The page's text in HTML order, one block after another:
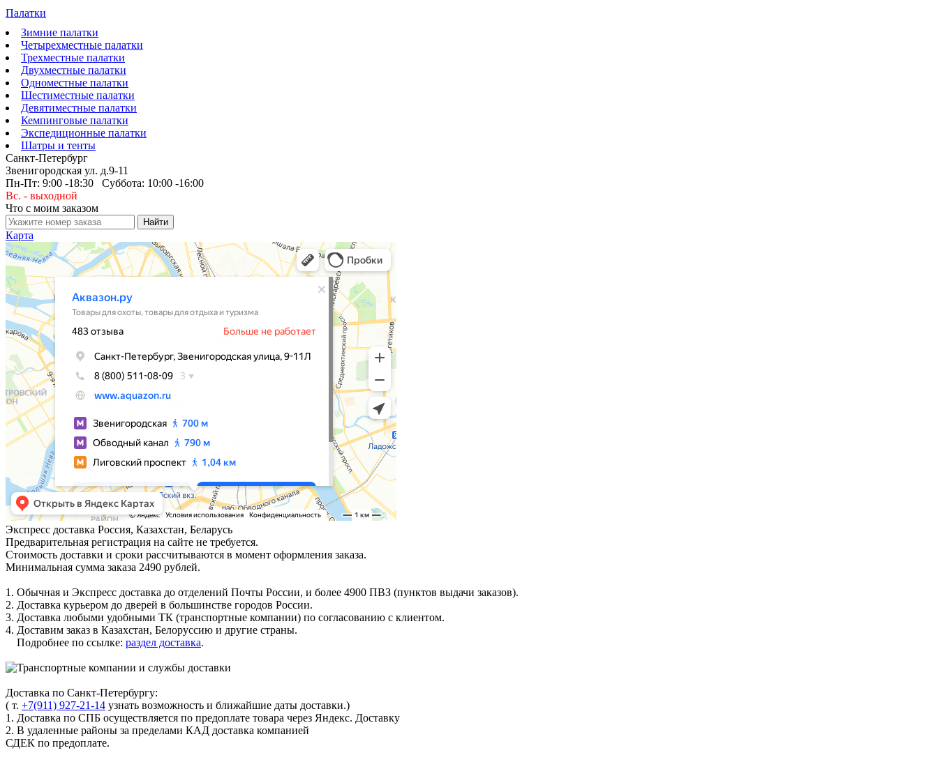
Палатки
Зимние палатки
Четырехместные палатки
Трехместные палатки
Двухместные палатки
Одноместные палатки
Шестиместные палатки
Девятиместные палатки
Кемпинговые палатки
Экспедиционные палатки
Шатры и тенты
Санкт-Петербург
Звенигородская ул. д.9-11
Пн-Пт: 9:00 -18:30 Суббота: 10:00 -16:00
Вс. - выходной
Что с моим заказом
Карта
Экспресс доставка Россия, Казахстан, Беларусь
Предварительная регистрация на сайте не требуется.
Стоимость доставки и сроки рассчитываются в момент оформления заказа.
Минимальная сумма заказа 2490 рублей.
1. Обычная и Экспресс доставка до отделений Почты России, и более 4900 ПВЗ (пунктов выдачи заказов).
2. Доставка курьером до дверей в большинстве городов России.
3. Доставка любыми удобными ТК (транспортные компании) по согласованию с клиентом.
4. Доставим заказ в Казахстан, Белоруссию и другие страны.
Подробнее по ссылке: раздел доставка.
Доставка по Санкт-Петербургу:
( т. +7(911) 927-21-14 узнать возможность и ближайшие даты доставки.)
1. Доставка по СПБ осуществляется по предоплате товара через Яндекс. Доставку
2. В удаленные районы за пределами КАД доставка компанией
СДЕК по предоплате.